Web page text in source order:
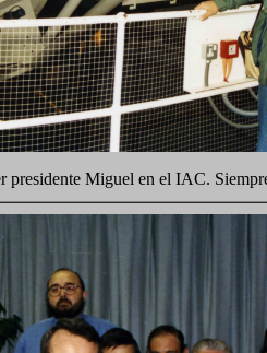
presidente Miguel en el IAC.